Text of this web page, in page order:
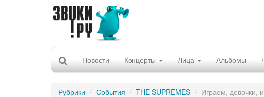
Новости Концерты Лица Альбомы
Рубрики События THE SUPREMES Играем, девочки,